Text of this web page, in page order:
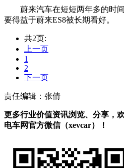
蔚来汽车在短短两年多的时
要得益于蔚来ES8被长期看好。
共2页:
上一页
1
2
下一页
责任编辑：张倩
更多行业价值资讯浏览、分享，
电车网官方微信（xevcar）！